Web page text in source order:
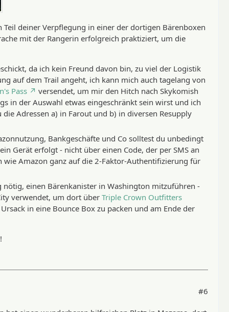
deiner Verpflegung in einer der dortigen Bärenboxen
mit der Rangerin erfolgreich praktiziert, um die
da ich kein Freund davon bin, zu viel der Logistik
auf dem Trail angeht, ich kann mich auch tagelang von
Pass
versendet, um mir den Hitch nach Skykomish
in der Auswahl etwas eingeschränkt sein wirst und ich
Adressen a) in Farout und b) in diversen Resupply
Bankgeschäfte und Co solltest du unbedingt
Gerät erfolgt - nicht über einen Code, der per SMS an
Amazon ganz auf die 2-Faktor-Authentifizierung für
einen Bärenkanister in Washington mitzuführen -
verwendet, um dort über Triple Crown Outfitters
in eine Bounce Box zu packen und am Ende der
#6